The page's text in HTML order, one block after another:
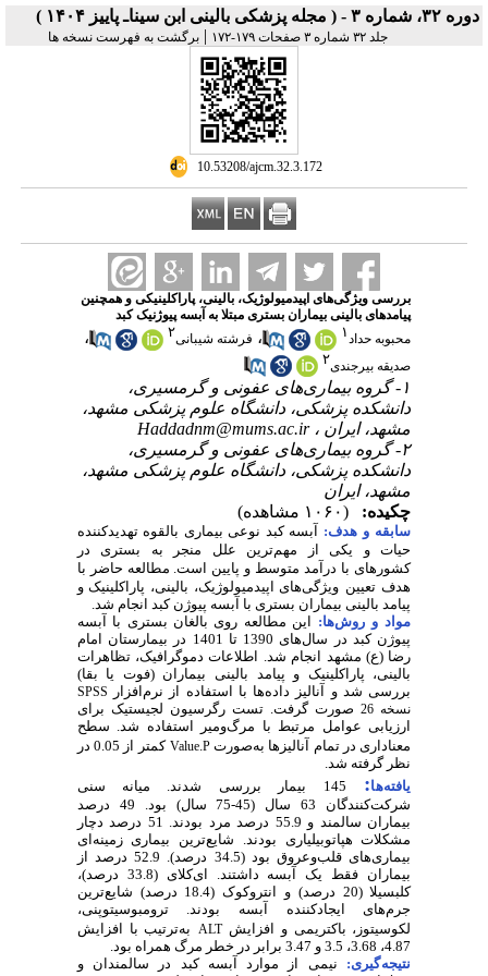
دوره ۳۲، شماره ۳ - ( مجله پزشکی بالینی ابن سیناـ پاییز ۱۴۰۴ )
جلد ۳۲ شماره ۳ صفحات ۱۷۹-۱۷۲ | برگشت به فهرست نسخه ها
‎ 10.53208/ajcm.32.3.172
بررسی ویژگی‌های اپیدمیولوژیک، بالینی، پاراکلینیکی و همچنین
پیامدهای بالینی بیماران بستری مبتلا به آبسه پیوژنیک کبد
محبوبه حداد۱ ، فرشته شیبانی۲ ،
صدیقه بیرجندی۲
۱- گروه بیماری‌های عفونی و گرمسیری،
دانشکده پزشکی، دانشگاه علوم پزشکی مشهد،
مشهد، ایران ،Haddadnm@mums.ac.ir
۲- گروه بیماری‌های عفونی و گرمسیری،
دانشکده پزشکی، دانشگاه علوم پزشکی مشهد،
مشهد، ایران
چکیده:
(۱۰۶۰ مشاهده)
سابقه و هدف: آبسه کبد نوعی بیماری بالقوه تهدیدکننده
حیات
و یکی از مهمترین علل منجر به بستری
در
کشورهای با درآمد متوسط و پایین است. مطالعه حاضر با
هدف تعیین ویژگی‌های اپیدمیولوژیک، بالینی، پاراکلینیک و
پیامد بالینی بیماران بستری با آبسه پیوژن کبد انجام شد.
مواد و روش‌‌ها: این مطالعه روی بالغان بستری با آبسه
پیوژن کبد در سال
های 1390 تا 1401 در بیمارستان امام
رضا (ع) مشهد انجام شد. اطلاعات دموگرافیک، تظاهرات
بالینی، پاراکلینیک و پیامد بالینی بیماران (فوت یا بقا)
بررسی شد و آنالیز دادهها با استفاده از نرم افزار SPSS
نسخه 26
صورت گرفت. تست رگرسیون لجیستیک برای
ارزیابی عوامل مرتبط با مرگومیر استفاده شد. سطح
معناداری در تمام آنالیزها به‌صورتP
.
Value
کمتر از 0.05 در
نظر گرفته شد.
یافته‌ها:
145 بیمار بررسی شدند. میانه سنی
شرکت
کنندگان 63 سال (45-75 سال) بود. 49 درصد
بیماران سالمند و 55.9 درصد مرد بودند. 51 درصد دچار
مشکلات هپاتوبیلیاری بودند. شایعترین بیماری زمینه ای
بیماری‌های قلب
وعروق بود (34.5 درصد). 52.9 درصد از
بیماران فقط یک آبسه داشتند. ای
کلای (33.8 درصد)،
کلبسیلا (20 درصد) و انتروکوک (18.4 درصد) شایع
ترین
جرمهای ایجادکننده آبسه بودند. ترومبوسیتوپنی،
لکوسیتوز، باکتریمی و افزایشALT بهترتیب با افزایش
4.87، 3.68، 3.5 و 3.47 برابر در خطر مرگ همراه بود.
نتیجه­‌گیری: نیمی از موارد آبسه کبد در سالمندان و